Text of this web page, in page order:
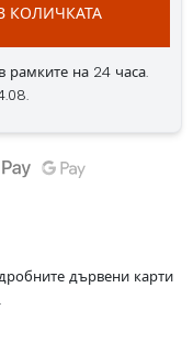
КОЛИЧКАТА
рамките на 24 часа.
дървени карти